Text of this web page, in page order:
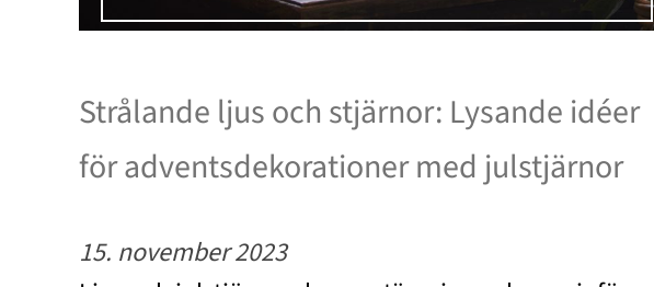
Strålande ljus och stjärnor: Lysande idéer
för adventsdekorationer med julstjärnor
15. november 2023